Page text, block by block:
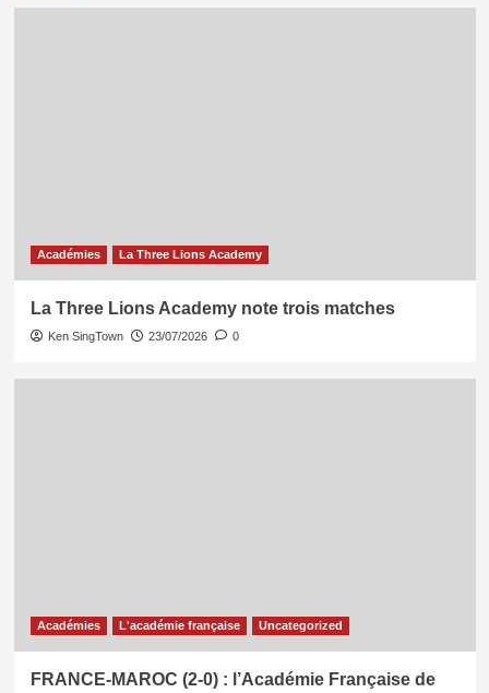
Académies La Three Lions Academy
La Three Lions Academy note trois matches
Ken SingTown 23/07/2026 0
Académies L'académie française Uncategorized
FRANCE-MAROC (2-0) : l’Académie Française de